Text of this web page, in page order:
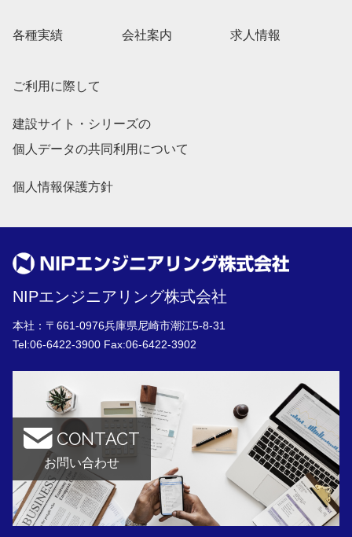
各種実績 会社案内 求人情報
ご利用に際して
建設サイト・シリーズの
個人データの共同利用について
個人情報保護方針
NIPエンジニアリング株式会社
本社：〒661-0976兵庫県尼崎市潮江5-8-31
Tel:06-6422-3900 Fax:06-6422-3902
CONTACT
お問い合わせ